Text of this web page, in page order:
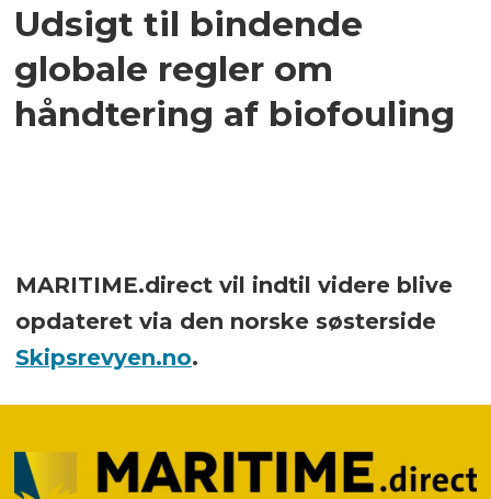
Udsigt til bindende
globale regler om
håndtering af biofouling
MARITIME.direct vil indtil videre blive
opdateret via den norske søsterside
Skipsrevyen.no.